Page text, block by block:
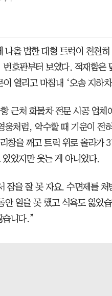
나올 법한 대형 트럭이 천천
번호판부터 보였다. 적재함은
이 열리고 마침내 ‘오송 지하
근처 화물차 전문 시공 업
웅처럼, 악수할 때 기운이 전
창을 깨고 트럭 위로 올라가
었지만 웃는 게 아니었다.
잠을 잘 못 자요. 수면제를
안 일을 못 했고 식욕도 잃었
습니다.”